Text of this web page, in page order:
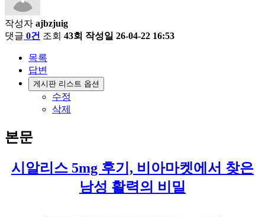
작성자 ajbzjuig
댓글 0건 조회 43회 작성일 26-04-22 16:53
목록
답변
게시판 리스트 옵션
수정
삭제
본문
시알리스 5mg 후기, 비아마켓에서 찾은
남성 활력의 비밀